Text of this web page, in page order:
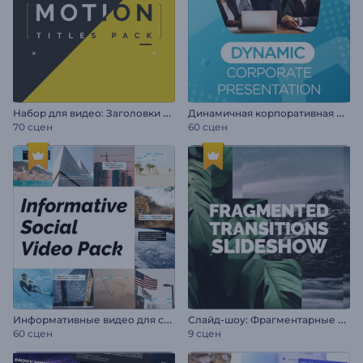
Н
абор для видео: Заголовки в движении
70 сцен
Д
инамичная корпоративная презентация
60 сцен
И
нформативные видео для соцсетей
60 сцен
С
лайд-шоу: Фрагментарные переходы
9 сцен